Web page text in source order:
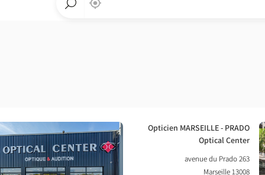
בקרבתי,
a
חנות:
Opticien MARSEILLE - PRADO
Optical Center
263 avenue du Prado
13008 Marseille
לחץ
ENTER
למידע
נוסף